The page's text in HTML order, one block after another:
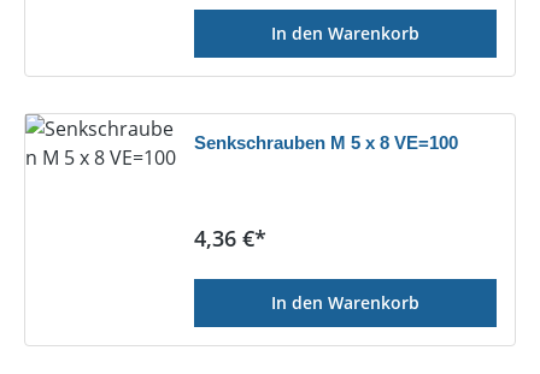
In den Warenkorb
Senkschrauben M 5 x 8 VE=100
Regulärer Preis:
4,36 €*
In den Warenkorb